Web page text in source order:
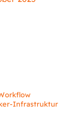
Infrastruktur